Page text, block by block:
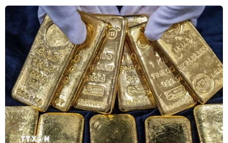
TIN CÙNG CHUYÊN MỤC
Liên hợp quốc kêu gọi chấm dứt tấn
công dân thường trong xung đột